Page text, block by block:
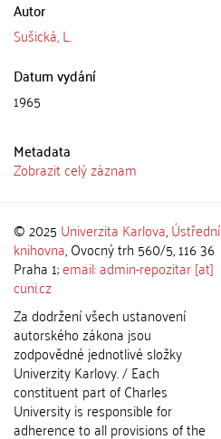
Autor
Sušická, L.
Datum vydání
1965
Metadata
Zobrazit celý záznam
© 2025 Univerzita Karlova,Ústřední
knihovna, Ovocný trh 560/5, 116 36
Praha 1;email: admin-repozitar [at]
cuni.cz
Za dodržení všech ustanovení
autorského zákona jsou
zodpovědné jednotlivé složky
Univerzity Karlovy. / Each
constituent part of Charles
University is responsible for
adherence to all provisions of the